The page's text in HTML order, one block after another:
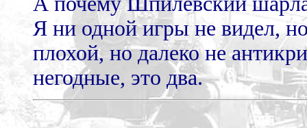
Я ни одной игры не видел,
плохой, но далеко не
негодные, это два.